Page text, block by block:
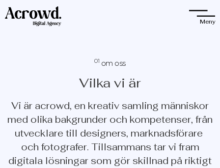
Observera:
Denna
Meny
01 om oss
Vilka vi är
Vi är acrowd, en kreativ samling människor
med olika bakgrunder och kompetenser, från
utvecklare till designers, marknadsförare
och fotografer. Tillsammans tar vi fram
digitala lösningar som gör skillnad på riktigt